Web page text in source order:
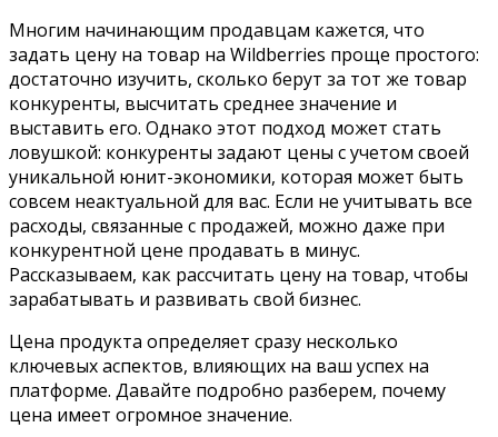
Многим начинающим продавцам кажется, что
задать цену на товар на Wildberries проще простого:
достаточно изучить, сколько берут за тот же товар
конкуренты, высчитать среднее значение и
выставить его. Однако этот подход может стать
ловушкой: конкуренты задают цены с учетом своей
уникальной юнит-экономики, которая может быть
совсем неактуальной для вас. Если не учитывать все
расходы, связанные с продажей, можно даже при
конкурентной цене продавать в минус.
Рассказываем, как рассчитать цену на товар, чтобы
зарабатывать и развивать свой бизнес.
Цена продукта определяет сразу несколько
ключевых аспектов, влияющих на ваш успех на
платформе. Давайте подробно разберем, почему
цена имеет огромное значение.